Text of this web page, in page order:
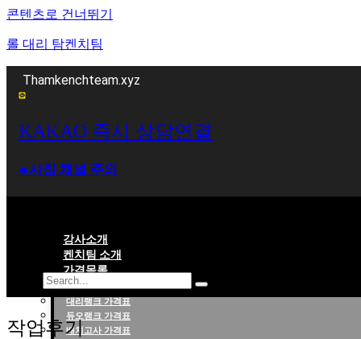
콘텐츠로 건너뛰기
롤 대리 탐켄치팀
Thamkenchteam.xyz
KAKAO 즉시 상담연결
⁕사칭 채널 주의
강사소개
켄치팀 소개
가격목록
대리랭크 가격표
듀오랭크 가격표
배치고사 가격표
작업후기